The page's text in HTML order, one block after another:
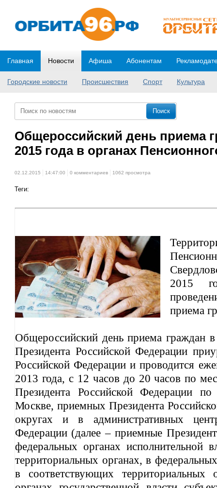
Главная Новости
Городские новости Происшествия Спорт Культура
Афиша Абонентам
Общероссийский день приема
2015 года в органах
02.12.2015 14:47:00 0 комментариев 1062 просмотра
Теги:
2015
приема
Общероссийский день приема граждан
Президента Российской Федерации
Российской Федерации и проводится
2013 года, с 12 часов до 20 часов по
Президента Российской Федерации
Москве, приемных Президента
округах и в административных
Федерации (далее – приемные
федеральных органах исполнительной
территориальных органах, в
в соответствующих территориальных